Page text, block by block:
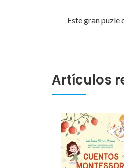
Este gran puzle
Artículos